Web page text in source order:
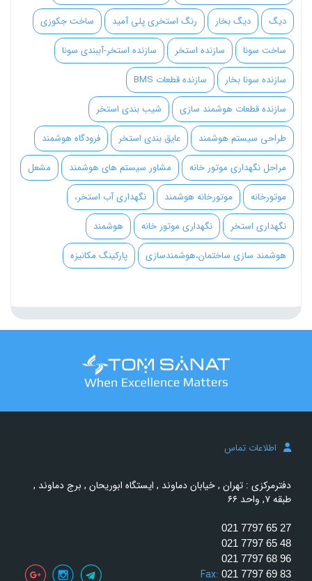
دیگ
دیگ بخار رنگ استخری پلی آمید
ساخت جکوزی
ساخت سونا
سازنده استخر
سازنده استخر-آببندی سونا
سازنده سونا بخار
سازنده قطعات BMS
سازنده قطعات هوشمند سازی
شیب بندی استخر
طراحی سیستم هوشمند
عایق بندی استخر
فرودگاه هوشمند
مراحل نگهداری موتور خانه
مشاور سیستم های هوشمند
مشعل
موتورخانه
موتورخانه هوشمند
نگهداری آب استخر،
نگهداری استخر
نگهداری موتور خانه
هوشمند
هوشمند سازی ساختمان،هوشمندسازی
پارکینگ مکانیزه
اطلاعات تماس
دفترمرکزی : تهران , خیابان دماوند , ایستگاه ابوریحان , برج دماوند ,
طبقه ۷, واحد ۶۶
021 7797 65 27
021 7797 65 48
021 7797 68 96
021 7797 69 83
Fax: